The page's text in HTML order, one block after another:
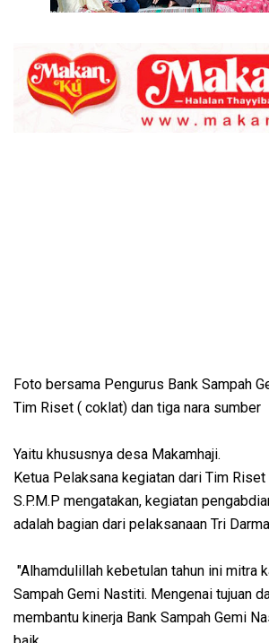
Foto bersama Pengurus Bank Sampah
Tim Riset ( coklat) dan tiga nara sumber
Yaitu khususnya desa Makamhaji.
Ketua Pelaksana kegiatan dari Tim Riset
S.P.M.P mengatakan, kegiatan
adalah bagian dari pelaksanaan Tri
"Alhamdulillah kebetulan tahun ini mitra
Sampah Gemi Nastiti. Mengenai tujuan
membantu kinerja Bank Sampah Gemi